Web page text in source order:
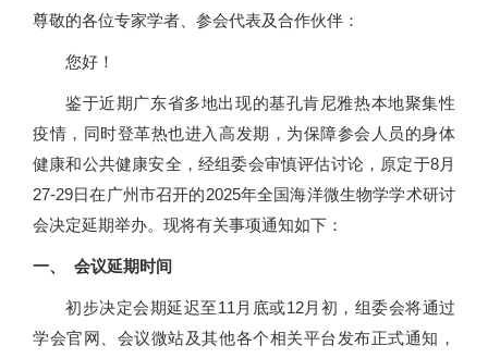
尊敬的各位专家学者、参会代表及合作伙伴：
您好！
鉴于近期广东省多地出现的基孔肯尼雅热本地聚集性
疫情，同时登革热也进入高发期，为保障参会人员的身体
健康和公共健康安全，经组委会审慎评估讨论，原定于8月
27-29日在广州市召开的2025年全国海洋微生物学学术研讨
会决定延期举办。现将有关事项通知如下：
一、 会议延期时间
初步决定会期延迟至11月底或12月初，组委会将通过
学会官网、会议微站及其他各个相关平台发布正式通知，